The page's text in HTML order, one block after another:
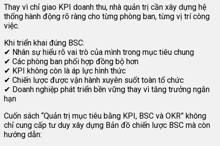
Thay vì chỉ giao KPI doanh thu, nhà quản trị cần xây dựng hệ
thống hành động rõ ràng cho từng phòng ban, từng vị trí công
việc.
Khi triển khai đúng BSC:
✔ Nhân sự hiểu rõ vai trò của mình trong mục tiêu chung
✔ Các phòng ban phối hợp đồng bộ hơn
✔ KPI không còn là áp lực hình thức
✔ Chiến lược được vận hành xuyên suốt toàn tổ chức
✔ Doanh nghiệp phát triển bền vững thay vì tăng trưởng ngắn
hạn
Cuốn sách “Quản trị mục tiêu bằng KPI, BSC và OKR” không
chỉ cung cấp tư duy xây dựng Bản đồ chiến lược BSC mà còn
hướng dẫn: